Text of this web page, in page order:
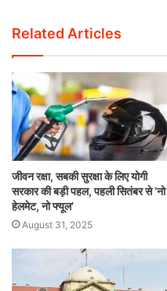
Related Articles
जीवन रक्षा, सबकी सुरक्षा के लिए योगी
सरकार की बड़ी पहल, पहली सितंबर से ‘नो
हेलमेट, नो फ्यूल’
August 31, 2025